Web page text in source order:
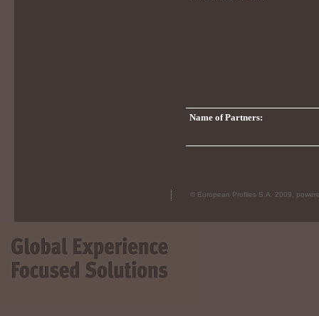
Name of Partners:
© European Profiles S.A. 2009,